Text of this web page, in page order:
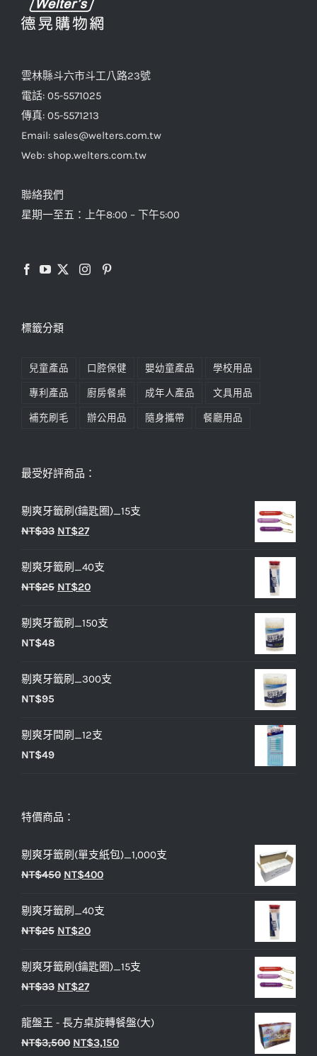
雲林縣斗六市斗工八路23號
電話: 05-5571025
傳真: 05-5571213
Email: sales@welters.com.tw
Web: shop.welters.com.tw
聯絡我們
星期一至五：上午8:00 – 下午5:00
標籤分類
兒童產品 口腔保健 嬰幼童產品 學校用品
專利產品 廚房餐桌 成年人產品 文具用品
補充刷毛 辦公用品 隨身攜帶 餐廳用品
最受好評商品：
剔爽牙籤刷(鑰匙圈)_15支
NT$33 原
價
格：
NT$27目
價
格：
剔爽牙籤刷_40支
NT$25 原
價
NT$20目
價
剔爽牙籤刷_150支
NT$48
剔爽牙籤刷_300支
NT$95
剔爽牙間刷_12支
NT$49
特價商品：
剔爽牙籤刷(單支紙包)_1,000支
NT$450 原
價
格：
NT$400目
價
剔爽牙籤刷_40支
NT$25 原
價
格：
NT$20目
價
剔爽牙籤刷(鑰匙圈)_15支
NT$33 原
價
格：
NT$27目
價
格：
龍盤王 - 長方桌旋轉餐盤(大)
NT$3,500 原
NT$3,150目